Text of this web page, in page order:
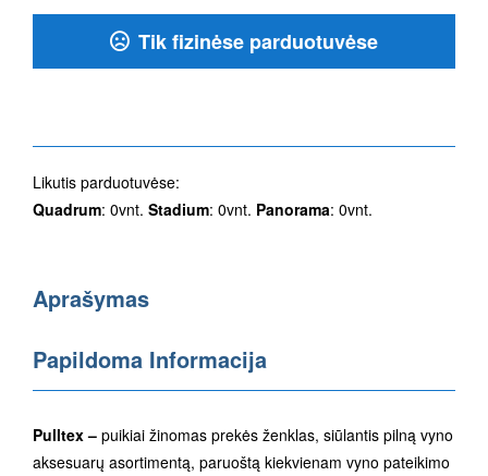
Tik fizinėse parduotuvėse
Likutis parduotuvėse:
Quadrum: 0vnt. Stadium: 0vnt. Panorama: 0vnt.
Aprašymas
Papildoma Informacija
Pulltex – puikiai žinomas prekės ženklas, siūlantis pilną vyno
aksesuarų asortimentą, paruoštą kiekvienam vyno pateikimo